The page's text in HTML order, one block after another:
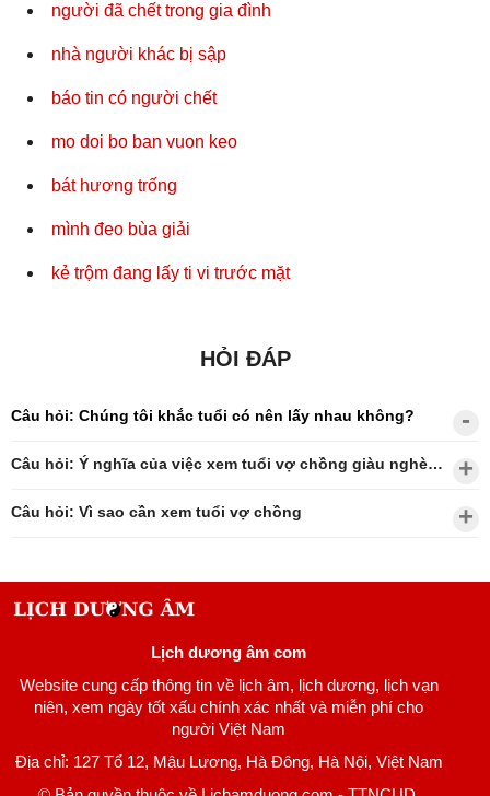
người đã chết trong gia đình
nhà người khác bị sập
báo tin có người chết
mo doi bo ban vuon keo
bát hương trống
mình đeo bùa giải
kẻ trộm đang lấy ti vi trước mặt
HỎI ĐÁP
Câu hỏi: Chúng tôi khắc tuổi có nên lấy nhau không?
Câu hỏi: Ý nghĩa của việc xem tuổi vợ chồng giàu nghèo?
Câu hỏi: Vì sao cần xem tuổi vợ chồng
Lịch dương âm com
Website cung cấp thông tin về lịch âm, lịch dương, lịch vạn
niên, xem ngày tốt xấu chính xác nhất và miễn phí cho
người Việt Nam
Địa chỉ: 127 Tổ 12, Mậu Lương, Hà Đông, Hà Nội, Việt Nam